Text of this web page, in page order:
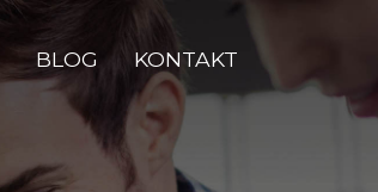
BLOG KONTAKT